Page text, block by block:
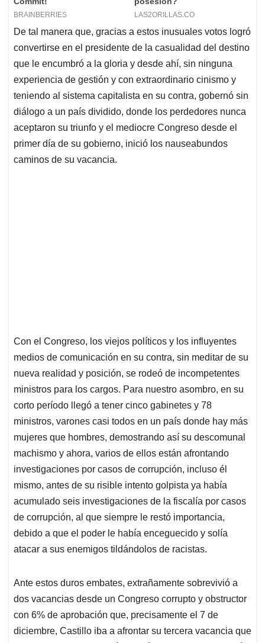
De tal manera que, gracias a estos inusuales votos logró
convertirse en el presidente de la casualidad del destino
que le encumbró a la gloria y desde ahí, sin ninguna
experiencia de gestión y con extraordinario cinismo y
teniendo al sistema capitalista en su contra, gobernó sin
diálogo a un país dividido, donde los perdedores nunca
aceptaron su triunfo y el mediocre Congreso desde el
primer día de su gobierno, inició los nauseabundos
caminos de su vacancia.
Con el Congreso, los viejos políticos y los influyentes
medios de comunicación en su contra, sin meditar de su
nueva realidad y posición, se rodeó de incompetentes
ministros para los cargos. Para nuestro asombro, en su
corto período llegó a tener cinco gabinetes y 78
ministros, varones casi todos en un país donde hay más
mujeres que hombres, demostrando así su descomunal
machismo y ahora, varios de ellos están afrontando
investigaciones por casos de corrupción, incluso él
mismo, antes de su risible intento golpista ya había
acumulado seis investigaciones de la fiscalía por casos
de corrupción, al que siempre le restó importancia,
debido a que el poder le había enceguecido y solía
atacar a sus enemigos tildándolos de racistas.
Ante estos duros embates, extrañamente sobrevivió a
dos vacancias desde un Congreso corrupto y obstructor
con 6% de aprobación que, precisamente el 7 de
diciembre, Castillo iba a afrontar su tercera vacancia que